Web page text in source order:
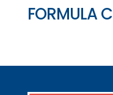
FORMULA C